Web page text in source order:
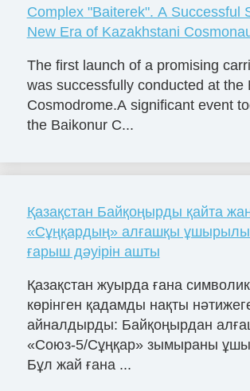
Complex "Baiterek". A Successful
New Era of Kazakhstani
The first launch of a promising
was successfully conducted at the
Cosmodrome.A significant event
the Baikonur C...
Қазақстан Байқоңырды қайта
«Сұңқардың» алғашқы
ғарыш дәуірін ашты
Қазақстан жуырда ғана
көрінген қадамды нақты
айналдырды: Байқоңырдан
«Союз-5/Сұңқар» зымыраны
Бұл жай ғана ...